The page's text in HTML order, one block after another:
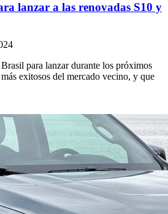
lanzar a las renovadas S10 y
para lanzar durante los próximos
exitosos del mercado vecino, y que